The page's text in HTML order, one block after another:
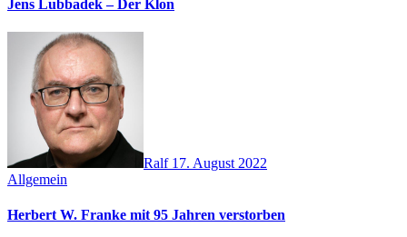
Jens Lubbadek – Der Klon
Ralf 17. August 2022
Allgemein
Herbert W. Franke mit 95 Jahren verstorben